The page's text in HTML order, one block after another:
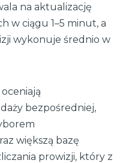
na aktualizację
w ciągu 1–5 minut, a
wykonuje średnio w
bezpośredniej,
większą bazę
prowizji, który z